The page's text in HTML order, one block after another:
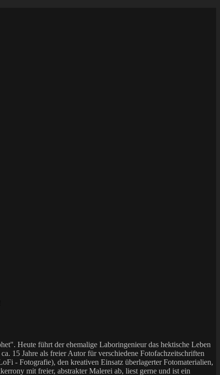
Heute führt der ehemalige Laboringenieur das hektische Leben
15 Jahre als freier Autor für verschiedene Fotofachzeitschriften
- Fotografie), den kreativen Einsatz überlagerter Fotomaterialien,
mit freier, abstrakter Malerei ab, liest gerne und ist ein